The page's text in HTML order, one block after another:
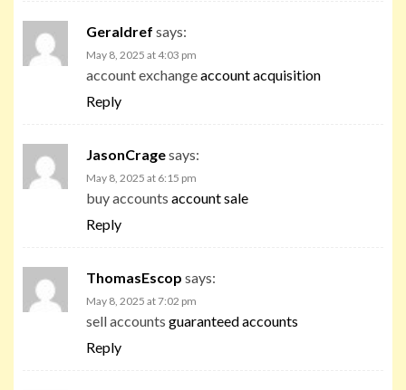
Geraldref says:
May 8, 2025 at 4:03 pm
account exchangeaccount acquisition
Reply
JasonCragesays:
May 8, 2025 at 6:15 pm
buy accounts account sale
Reply
ThomasEscop says:
May 8, 2025 at 7:02 pm
sell accounts guaranteed accounts
Reply